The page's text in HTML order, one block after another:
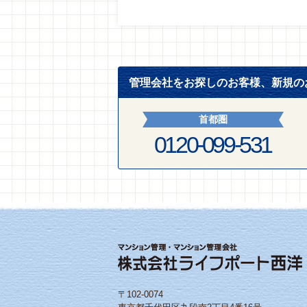
管理会社をお探しのお客様、新規の
首都圏
0120-099-531
〒102-0074